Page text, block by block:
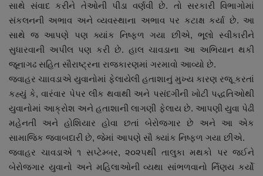
સ્પોર્ટ્સ
રાશિફળ
ગુનાખોરી
બોલિવૂડ
સ્વાસ્થ્ય
સાથે સંવાદ કરીને તેઓની પીડા વર્ણવી છે. તો સરકારી વિભાગોમાં
સંકલનની અભાવ અને વ્યવસ્થાના અભાવ પર કટાક્ષ કર્યા છે. આ
સાથે જ આપણે પણ ક્યાંક નિષ્ફળ ગયા છીએ, ભૂલો સ્વીકારીને
સુધારવાની અપીલ પણ કરી છે. હાલ ચાવડાના આ અભિયાન થકી
જૂનાગઢ સહિત સૌરાષ્ટ્રના રાજકારણમાં ગરમાવો આવ્યો છે.
જવાહર ચાાવડાએ યુવાનોમાં ફેલાયેલી હતાશાનું મુખ્ય કારણ રજૂ કરતાં
કહ્યું કે, વારંવાર પેપર લીક થવાથી અને પસંદગીની ખોટી પદ્ધતિઓથી
યુવાનોમાં આક્રોશ અને હતાશાની લાગણી ફેલાય છે. આપણી યુવા પેઢી
મહેનતી અને હોશિયાર હોવા છતાં બેરોજગાર છે અને આ એક
સામાજિક જવાબદારી છે, જેમાં આપણે સૌ ક્યાંક નિષ્ફળ ગયા છીએ.
જવાહર ચાવડાએ ૧ સપ્ટેમ્બર, ૨૦૨૫થી તાલુકા મથકો પર જઈને
બેરોજગાર યુવાનો અને મહિલાઓની વ્યથા સાંભળવાનો ર્નિણય કર્યો